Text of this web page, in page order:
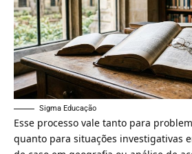
Sigma Educação
Esse processo vale tanto para
quanto para situações investigativas